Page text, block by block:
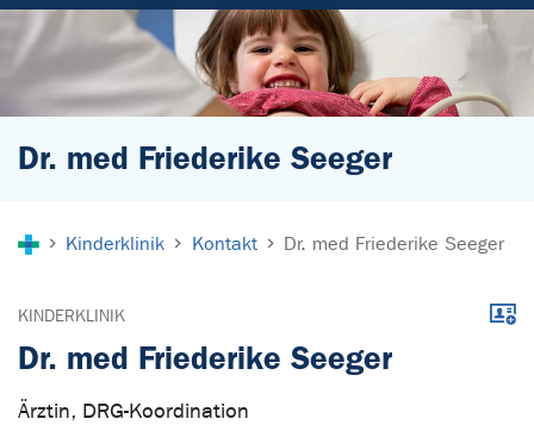
Dr. med Friederike Seeger
Kinderklinik Kontakt Dr. med Friederike Seeger
KINDERKLINIK
Dr. med Friederike Seeger
Ärztin, DRG-Koordination